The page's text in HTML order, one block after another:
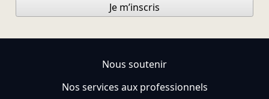
Je m’inscris
Nous soutenir
Nos services aux professionnels